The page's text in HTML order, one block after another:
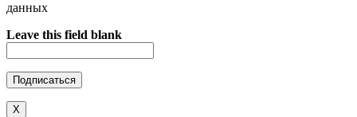
данных
Leave this field blank
X